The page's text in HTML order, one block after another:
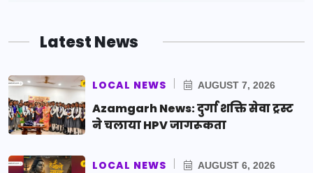
Latest News
LOCAL NEWS AUGUST 7, 2026
Azamgarh News: दुर्गा शक्ति सेवा ट्रस्ट
ने चलाया HPV जागरूकता
LOCAL NEWS AUGUST 6, 2026